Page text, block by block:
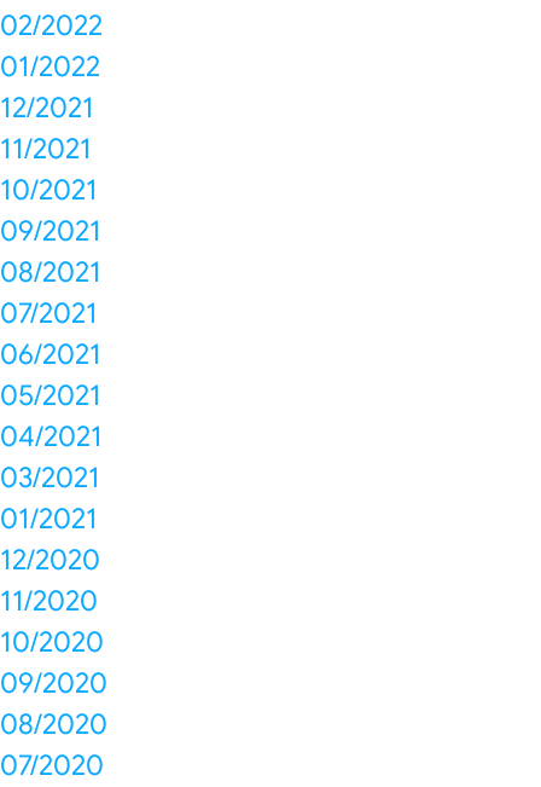
02/2022
01/2022
12/2021
11/2021
10/2021
09/2021
08/2021
07/2021
06/2021
05/2021
04/2021
03/2021
01/2021
12/2020
11/2020
10/2020
09/2020
08/2020
07/2020